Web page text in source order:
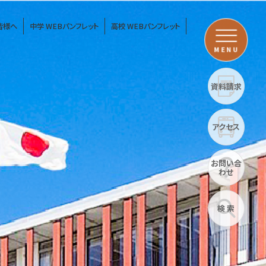
様へ 中学 WEBパンフレット 高校 WEBパンフレット
MENU
資料請求
アクセス
お問い合
わせ
検 索